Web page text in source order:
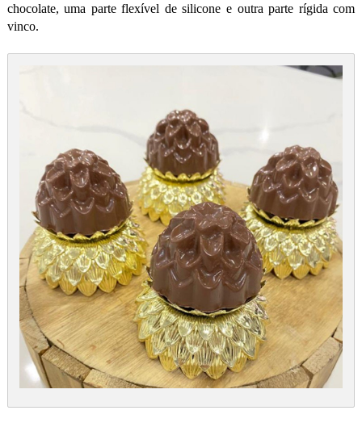
chocolate, uma parte flexível de silicone e outra parte rígida com
vinco.